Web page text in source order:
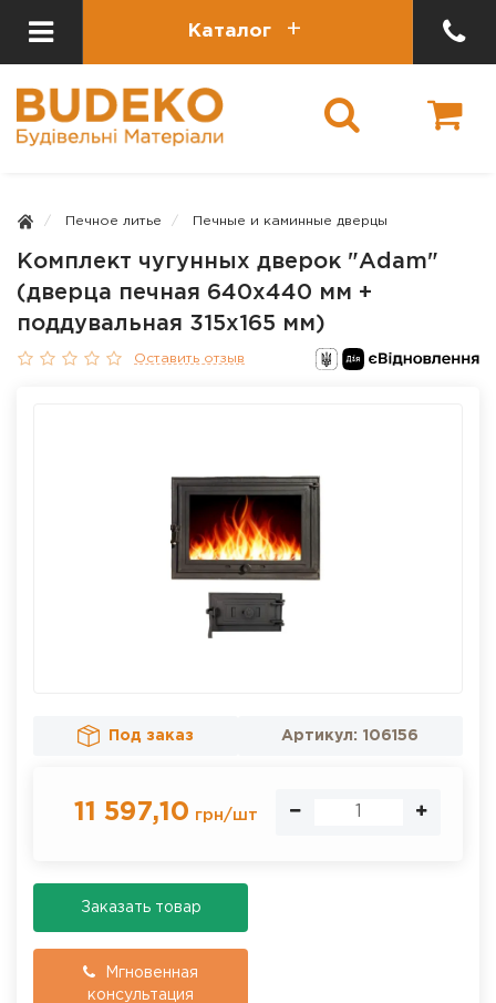
Каталог
Печное литье Печные и каминные дверцы
Комплект чугунных дверок "Adam"
(дверца печная 640х440 мм +
поддувальная 315х165 мм)
Оставить отзыв
Под заказ Артикул: 106156
11 597,10 грн/шт
Заказать товар
Мгновенная
консультация